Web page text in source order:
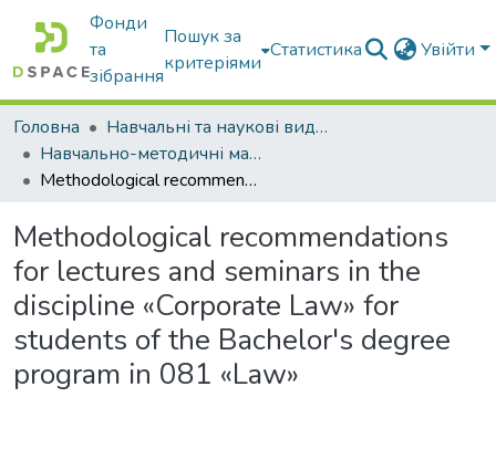
Фонди
та
зібрання
Пошук за
критеріями
Статистика Увійти
Головна
Навчальні та наукові видання
Навчально-методичні матеріали
Methodological recommendations for lectures and seminars in the discipline «Corporate Law» for students of the Bachelor's degree program in 081 «Law»
Methodological recommendations
for lectures and seminars in the
discipline «Corporate Law» for
students of the Bachelor's degree
program in 081 «Law»